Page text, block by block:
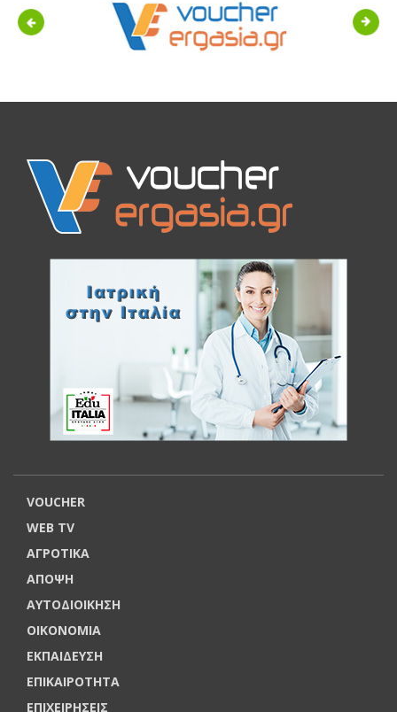
Previous Next
VOUCHER
WEB TV
ΑΓΡΟΤΙΚΑ
ΑΠΟΨΗ
ΑΥΤΟΔΙΟΙΚΗΣΗ
ΟΙΚΟΝΟΜΙΑ
ΕΚΠΑΙΔΕΥΣΗ
ΕΠΙΚΑΙΡΟΤΗΤΑ
ΕΠΙΧΕΙΡΗΣΕΙΣ